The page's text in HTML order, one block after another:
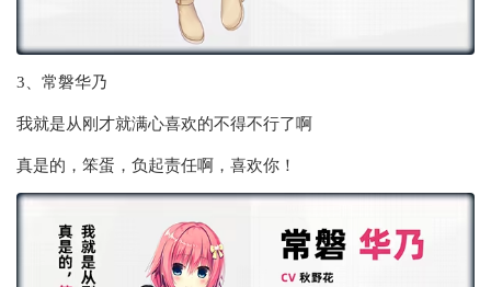
3、常磐华乃
我就是从刚才就满心喜欢的不得不行了啊
真是的，笨蛋，负起责任啊，喜欢你！